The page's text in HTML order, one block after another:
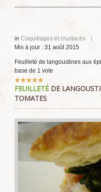
in Coquillages et crustacés
Mis à jour : 31 août 2015
Feuilleté de langoustines aux
base de 1 vote
Vote
utilisateur:5/ 5
FEUILLETÉ DE
TOMATES